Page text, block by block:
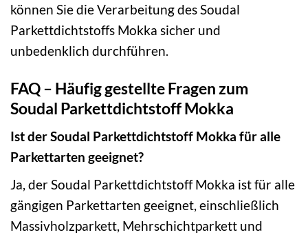
können Sie die Verarbeitung des Soudal
Parkettdichtstoffs Mokka sicher und
unbedenklich durchführen.
FAQ – Häufig gestellte Fragen zum
Soudal Parkettdichtstoff Mokka
Ist der Soudal Parkettdichtstoff Mokka für alle
Parkettarten geeignet?
Ja, der Soudal Parkettdichtstoff Mokka ist für alle
gängigen Parkettarten geeignet, einschließlich
Massivholzparkett, Mehrschichtparkett und